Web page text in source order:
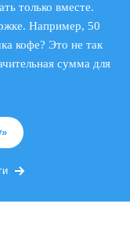
только вместе.
Например, 50
кофе? Это не так
сумма для